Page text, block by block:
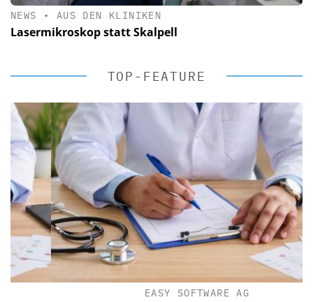
NEWS • AUS DEN KLINIKEN
Lasermikroskop statt Skalpell
TOP-FEATURE
EASY SOFTWARE AG